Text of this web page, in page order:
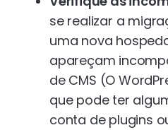
se realizar a
uma nova
apareçam
de CMS (O
que pode ter
conta de plugins